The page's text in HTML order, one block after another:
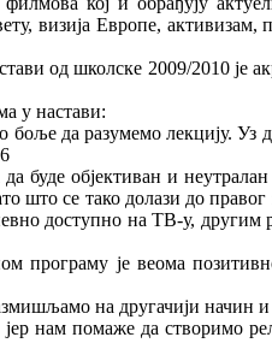
визија Европе,
школске 2009/2010 је
у настави:
да разумемо лекцију. Уз
буде објективан и
што се тако долази до
доступно на ТВ-у,
програму је веома
на другачији
јер нам помаже да створимо